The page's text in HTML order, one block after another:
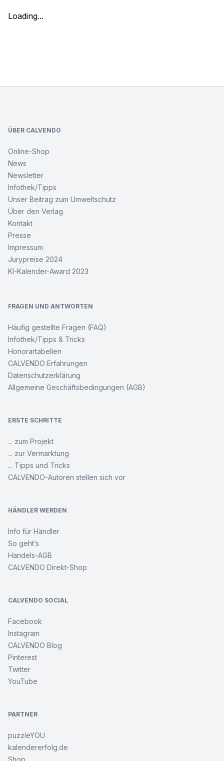
Loading...
ÜBER CALVENDO
Online-Shop
News
Newsletter
Infothek/Tipps
Unser Beitrag zum Umweltschutz
Über den Verlag
Kontakt
Presse
Impressum
Jurypreise 2024
KI-Kalender-Award 2023
FRAGEN UND ANTWORTEN
Häufig gestellte Fragen (FAQ)
Infothek/Tipps & Tricks
Honorartabellen
CALVENDO Erfahrungen
Datenschutzerklärung
Allgemeine Geschäftsbedingungen (AGB)
ERSTE SCHRITTE
... zum Projekt
... zur Vermarktung
... Tipps und Tricks
CALVENDO-Autoren stellen sich vor
HÄNDLER WERDEN
Info für Händler
So geht’s
Handels-AGB
CALVENDO Direkt-Shop
CALVENDO SOCIAL
Facebook
Instagram
CALVENDO Blog
Pinterest
Twitter
YouTube
PARTNER
puzzleYOU
kalendererfolg.de